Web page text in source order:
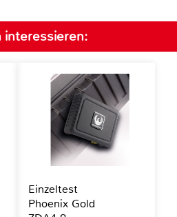
interessieren:
Einzeltest
Phoenix Gold